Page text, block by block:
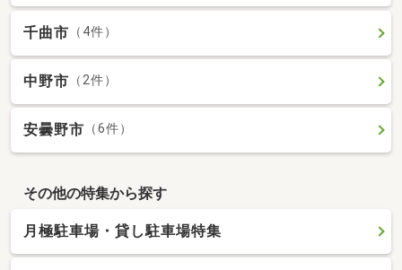
千曲市 （4件）
中野市 （2件）
安曇野市 （6件）
その他の特集から探す
月極駐車場・貸し駐車場特集